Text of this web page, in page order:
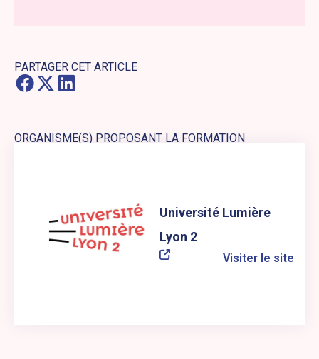
PARTAGER CET ARTICLE
ORGANISME(S) PROPOSANT LA FORMATION
Université Lumière
Lyon 2
Visiter le site